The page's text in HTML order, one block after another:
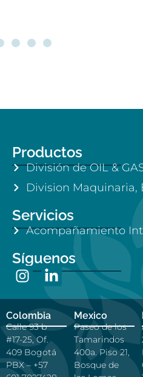
Productos
División de OIL &
Division Maquinaria,
Servicios
Acompañamiento
Síguenos
Colombia
Calle 93 b
#17-25, Of.
409 Bogotá
PBX – +57
Mexico
Paseo de los
Tamarindos
400a. Piso 21,
Bosque de